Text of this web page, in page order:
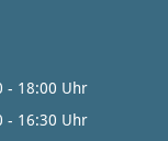
- 18:00 Uhr
- 16:30 Uhr